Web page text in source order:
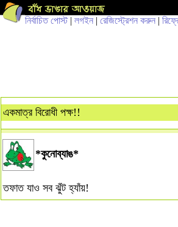
নির্বাচিত পোস্ট| লগইন | রেজিস্ট্রেশন করুন |
একমাত্র বিরোধী পক্ষ!!
*কুনোব্যাঙ*
তফাত যাও সব ঝুঁট হ্যাঁয়!